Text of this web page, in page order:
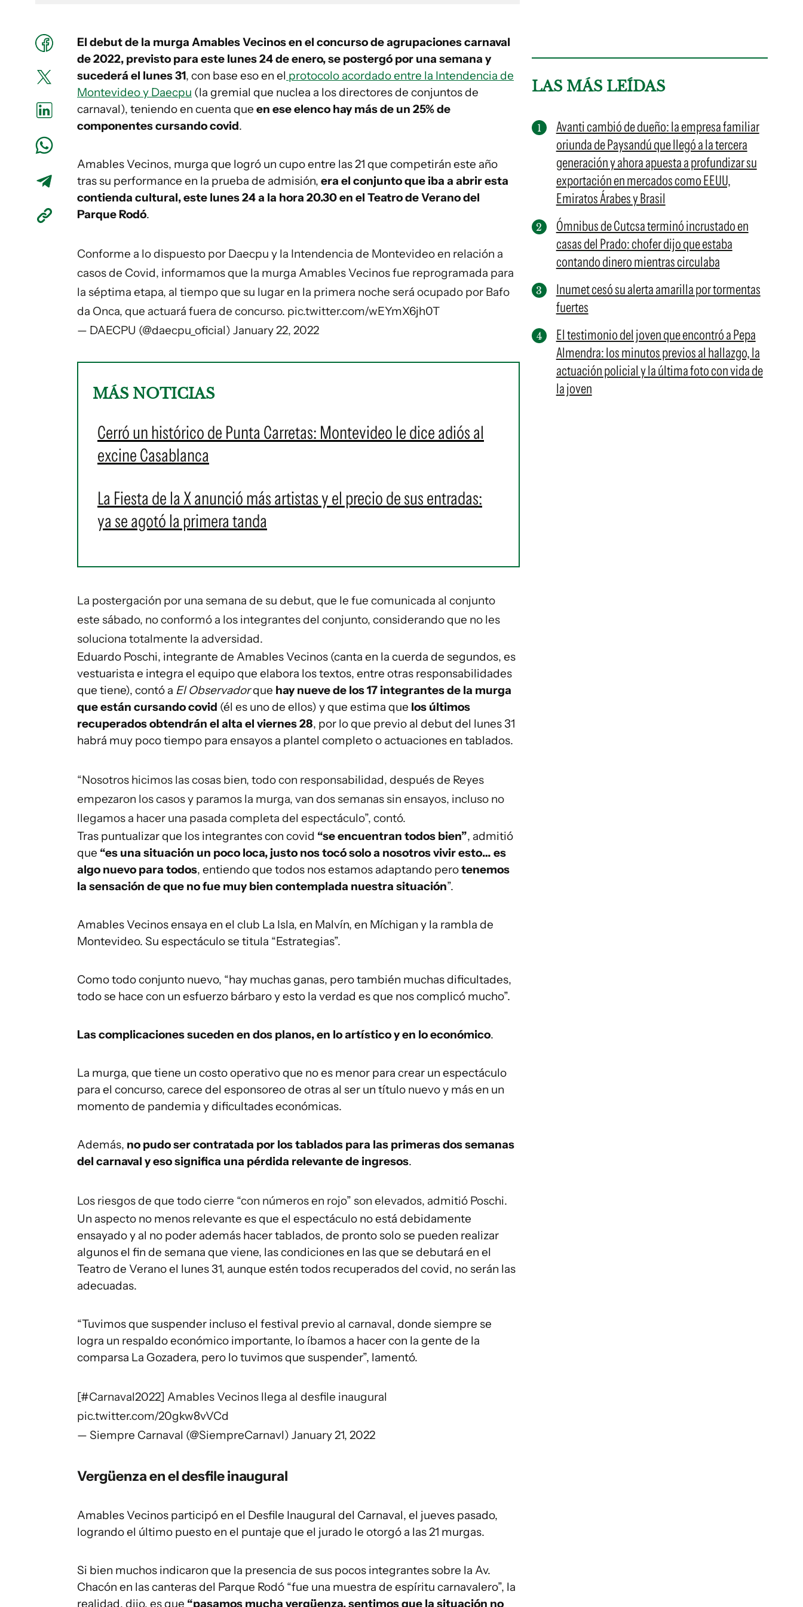
El debut de la murga Amables Vecinos en el concurso de agrupaciones carnaval
de 2022, previsto para este lunes 24 de enero, se postergó por una semana y
sucederá el lunes 31, con base eso en el protocolo acordado entre la Intendencia de
Montevideo y Daecpu (la gremial que nuclea a los directores de conjuntos de
carnaval), teniendo en cuenta que en ese elenco hay más de un 25% de
componentes cursando covid.
Amables Vecinos, murga que logró un cupo entre las 21 que competirán este año
tras su performance en la prueba de admisión, era el conjunto que iba a abrir esta
contienda cultural, este lunes 24 a la hora 20.30 en el Teatro de Verano del
Parque Rodó.
Conforme a lo dispuesto por Daecpu y la Intendencia de Montevideo en relación a
casos de Covid, informamos que la murga Amables Vecinos fue reprogramada para
la séptima etapa, al tiempo que su lugar en la primera noche será ocupado por Bafo
da Onca, que actuará fuera de concurso. pic.twitter.com/wEYmX6jh0T
— DAECPU (@daecpu_oficial) January 22, 2022
MÁS NOTICIAS
Cerró un histórico de Punta Carretas: Montevideo le dice adiós al
excine Casablanca
La Fiesta de la X anunció más artistas y el precio de sus entradas:
ya se agotó la primera tanda
La postergación por una semana de su debut, que le fue comunicada al conjunto
este sábado, no conformó a los integrantes del conjunto, considerando que no les
soluciona totalmente la adversidad.
Eduardo Poschi, integrante de Amables Vecinos (canta en la cuerda de segundos, es
vestuarista e integra el equipo que elabora los textos, entre otras responsabilidades
que tiene), contó a El Observadorque hay nueve de los 17 integrantes de la murga
que están cursando covid (él es uno de ellos) y que estima que los últimos
recuperados obtendrán el alta el viernes 28, por lo que previo al debut del lunes 31
habrá muy poco tiempo para ensayos a plantel completo o actuaciones en tablados.
“Nosotros hicimos las cosas bien, todo con responsabilidad, después de Reyes
empezaron los casos y paramos la murga, van dos semanas sin ensayos, incluso no
llegamos a hacer una pasada completa del espectáculo”, contó.
Tras puntualizar que los integrantes con covid “se encuentran todos bien”, admitió
que “es una situación un poco loca, justo nos tocó solo a nosotros vivir esto… es
algo nuevo para todos, entiendo que todos nos estamos adaptando perotenemos
la sensación de que no fue muy bien contemplada nuestra situación”.
Amables Vecinos ensaya en el club La Isla, en Malvín, en Míchigan y la rambla de
Montevideo. Su espectáculo se titula “Estrategias”.
Como todo conjunto nuevo, “hay muchas ganas, pero también muchas dificultades,
todo se hace con un esfuerzo bárbaro y esto la verdad es que nos complicó mucho”.
Las complicaciones suceden en dos planos, en lo artístico y en lo económico.
La murga, que tiene un costo operativo que no es menor para crear un espectáculo
para el concurso, carece del esponsoreo de otras al ser un título nuevo y más en un
momento de pandemia y dificultades económicas.
Además, no pudo ser contratada por los tablados para las primeras dos semanas
del carnaval y eso significa una pérdida relevante de ingresos.
Los riesgos de que todo cierre “con números en rojo” son elevados, admitió Poschi.
Un aspecto no menos relevante es que el espectáculo no está debidamente
ensayado y al no poder además hacer tablados, de pronto solo se pueden realizar
algunos el fin de semana que viene, las condiciones en las que se debutará en el
Teatro de Verano el lunes 31, aunque estén todos recuperados del covid, no serán las
adecuadas.
“Tuvimos que suspender incluso el festival previo al carnaval, donde siempre se
logra un respaldo económico importante, lo íbamos a hacer con la gente de la
comparsa La Gozadera, pero lo tuvimos que suspender”, lamentó.
[#Carnaval2022] Amables Vecinos llega al desfile inaugural
pic.twitter.com/20gkw8vVCd
— Siempre Carnaval (@SiempreCarnavl) January 21, 2022
Vergüenza en el desfile inaugural
Amables Vecinos participó en el Desfile Inaugural del Carnaval, el jueves pasado,
logrando el último puesto en el puntaje que el jurado le otorgó a las 21 murgas.
Si bien muchos indicaron que la presencia de sus pocos integrantes sobre la Av.
Chacón en las canteras del Parque Rodó “fue una muestra de espíritu carnavalero”, la
realidad, dijo, es que “pasamos mucha vergüenza, sentimos que la situación no
LAS MÁS LEÍDAS
Avanti cambió de dueño: la empresa familiar
oriunda de Paysandú que llegó a la tercera
generación y ahora apuesta a profundizar su
exportación en mercados como EEUU,
Emiratos Árabes y Brasil
Ómnibus de Cutcsa terminó incrustado en
casas del Prado: chofer dijo que estaba
contando dinero mientras circulaba
Inumet cesó su alerta amarilla por tormentas
fuertes
El testimonio del joven que encontró a Pepa
Almendra: los minutos previos al hallazgo, la
actuación policial y la última foto con vida de
la joven